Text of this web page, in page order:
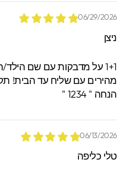
06/29/
1+1 על מדבקות עם שם הילד/
עם שליח עד הבית!
" 1234 "
06/13/
כליפה